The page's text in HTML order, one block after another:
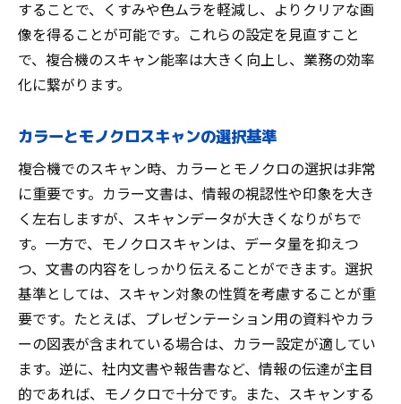
することで、くすみや色ムラを軽減し、よりクリアな画
像を得ることが可能です。これらの設定を見直すこと
で、複合機のスキャン能率は大きく向上し、業務の効率
化に繋がります。
カラーとモノクロスキャンの選択基準
複合機でのスキャン時、カラーとモノクロの選択は非常
に重要です。カラー文書は、情報の視認性や印象を大き
く左右しますが、スキャンデータが大きくなりがちで
す。一方で、モノクロスキャンは、データ量を抑えつ
つ、文書の内容をしっかり伝えることができます。選択
基準としては、スキャン対象の性質を考慮することが重
要です。たとえば、プレゼンテーション用の資料やカラ
ーの図表が含まれている場合は、カラー設定が適してい
ます。逆に、社内文書や報告書など、情報の伝達が主目
的であれば、モノクロで十分です。また、スキャンする